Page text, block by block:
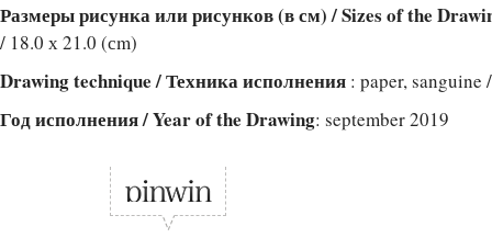
Размеры рисунка или рисунков (в см) / Sizes of the
/ 18.0 х 21.0 (сm)
Drawing technique / Техника исполнения : paper, sanguine
Год исполнения / Year of the Drawing: september 2019